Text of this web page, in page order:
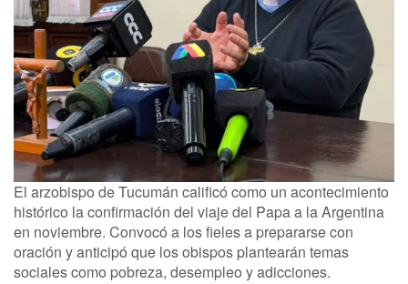
El arzobispo de Tucumán calificó como un acontecimiento
histórico la confirmación del viaje del Papa a la Argentina
en noviembre. Convocó a los fieles a prepararse con
oración y anticipó que los obispos plantearán temas
sociales como pobreza, desempleo y adicciones.